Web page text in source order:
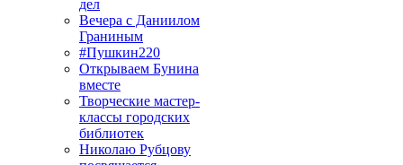
дел
Вечера с Даниилом
Граниным
#Пушкин220
Открываем Бунина
вместе
Творческие мастер-
классы городских
библиотек
Николаю Рубцову